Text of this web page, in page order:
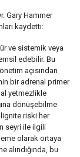
Gary Hammer
kaydetti:
ve sistemik veya
edebilir. Bu
açısından
bir adrenal primer
yetmezlikle
dönüşebilme
riski her
seyri ile ilgili
olarak ortaya
alındığında, bu